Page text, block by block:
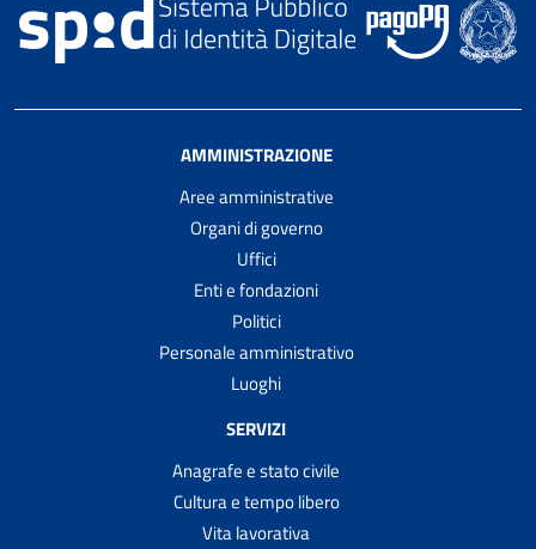
AMMINISTRAZIONE
Aree amministrative
Organi di governo
Uffici
Enti e fondazioni
Politici
Personale amministrativo
Luoghi
SERVIZI
Anagrafe e stato civile
Cultura e tempo libero
Vita lavorativa